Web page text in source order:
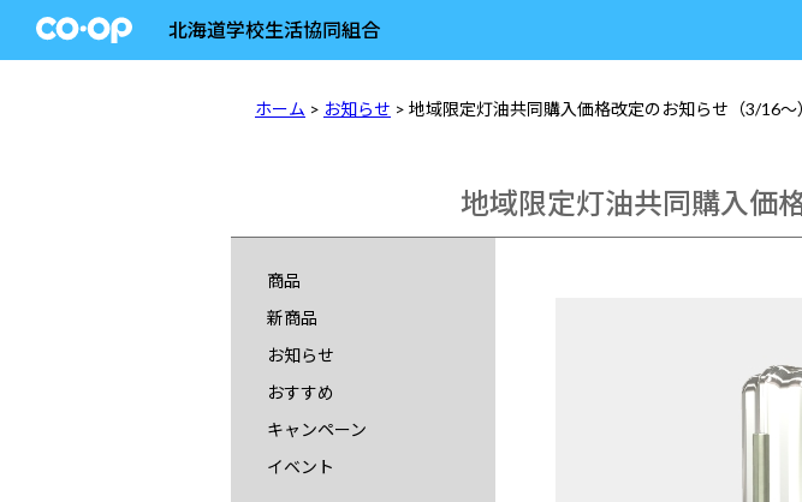
北海道学校生活協同組合
ホーム > お知らせ > 地域限定灯油共同購入価格改定のお知らせ（3/16～
地域限定灯油共同購入価
商品
新商品
お知らせ
おすすめ
キャンペーン
イベント